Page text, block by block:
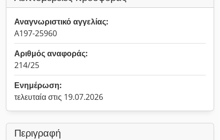
Αναγνωριστικό αγγελίας:
A197-25960
Αριθμός αναφοράς:
214/25
Ενημέρωση:
τελευταία στις 19.07.2026
Περιγραφή